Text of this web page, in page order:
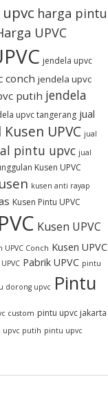
harga pintu
UPVC
jendela upvc
conch jendela upvc
putih jendela
upvc tangerang jual
Kusen UPVC jual
pintu upvc jual
Kusen UPVC
kusen anti rayap
Kusen Pintu UPVC
Kusen UPVC
UPVC Conch Kusen UPVC
Pabrik UPVC pintu
dorong upvc Pintu
custom pintu upvc jakarta
upvc putih pintu upvc